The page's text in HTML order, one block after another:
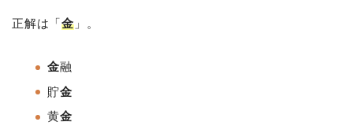
正解は「金」。
金融
貯金
黄金